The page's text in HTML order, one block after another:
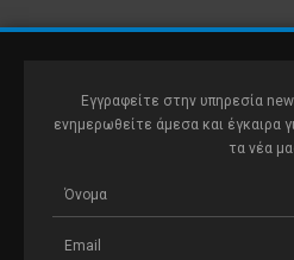
Εγγραφείτε στην υπηρεσία
ενημερωθείτε άμεσα και έγκαιρα
τα νέα